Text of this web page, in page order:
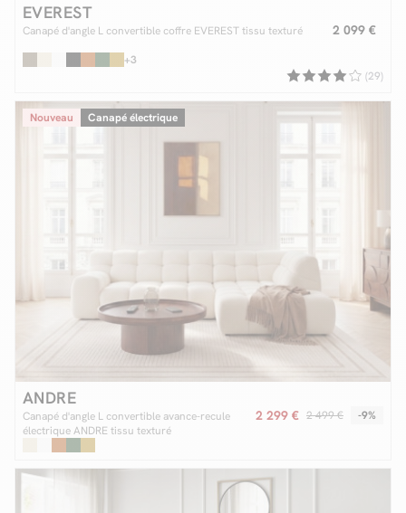
EVEREST
Canapé d'angle L convertible coffre EVEREST tissu texturé 2 099 €
+3
(29)
Nouveau Canapé électrique
ANDRE
Canapé d'angle L convertible avance-recule
électrique ANDRE tissu texturé
2 299 € 2 499 € -9%